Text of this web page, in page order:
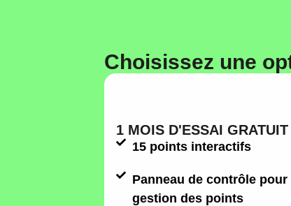
Choisissez une
1 MOIS D'ESSAI GRATUIT
15 points interactifs
Panneau de contrôle pour
gestion des points